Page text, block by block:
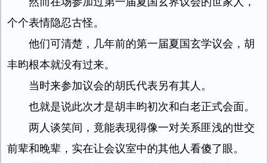
个个表情隐忍古怪。
他们可清楚，几年前的第一届夏国玄学议会，胡
丰昀根本就没有过来。
当时来参加议会的胡氏代表另有其人。
也就是说此次才是胡丰昀初次和白老正式会面。
两人谈笑间，竟能表现得像一对关系匪浅的世交
前辈和晚辈，实在让会议室中的其他人看傻了眼。